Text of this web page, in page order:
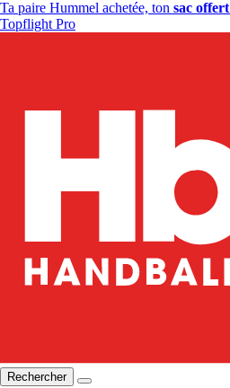
Ta paire Hummel achetée, ton sac offert
Topflight Pro
Rechercher